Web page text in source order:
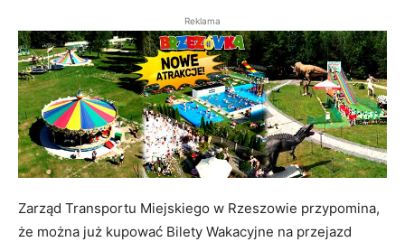
Reklama
Zarząd Transportu Miejskiego w Rzeszowie przypomina,
że można już kupować Bilety Wakacyjne na przejazd